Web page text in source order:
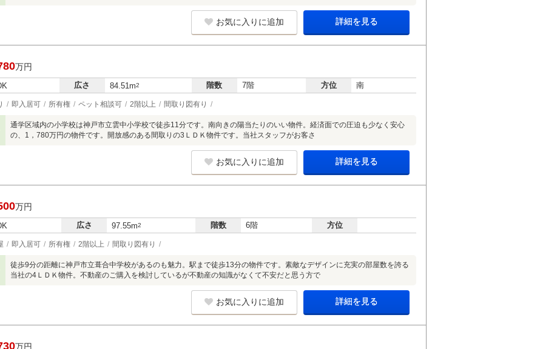
お気に入りに追加 詳細を見る
万円
広さ 84.51m2 階数 7階 方位 南
即入居可 所有権 ペット相談可 2階以上 間取り図有り
通学区域内の小学校は神戸市立雲中小学校で徒歩11分です。南向きの陽当たりのいい物件。経済面での圧迫も少なく安心
の、1，780万円の物件です。開放感のある間取りの3ＬＤＫ物件です。当社スタッフがお客さ
お気に入りに追加 詳細を見る
万円
広さ 97.55m2 階数 6階 方位
即入居可 所有権 2階以上 間取り図有り
徒歩9分の距離に神戸市立葺合中学校があるのも魅力。駅まで徒歩13分の物件です。素敵なデザインに充実の部屋数を誇る
当社の4ＬＤＫ物件。不動産のご購入を検討しているが不動産の知識がなくて不安だと思う方で
お気に入りに追加 詳細を見る
万円